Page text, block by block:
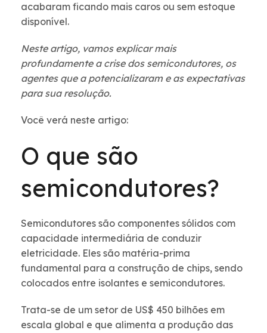
acabaram ficando mais caros ou sem estoque
disponível.
Neste artigo, vamos explicar mais
profundamente a crise dos semicondutores, os
agentes que a potencializaram e as expectativas
para sua resolução.
Você verá neste artigo:
O que são
semicondutores?
Semicondutores são componentes sólidos com
capacidade intermediária de conduzir
eletricidade. Eles são matéria-prima
fundamental para a construção de chips, sendo
colocados entre isolantes e semicondutores.
Trata-se de um setor de US$ 450 bilhões em
escala global e que alimenta a produção das